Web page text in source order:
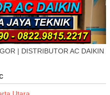
| DISTRIBUTOR AC DAIKIN